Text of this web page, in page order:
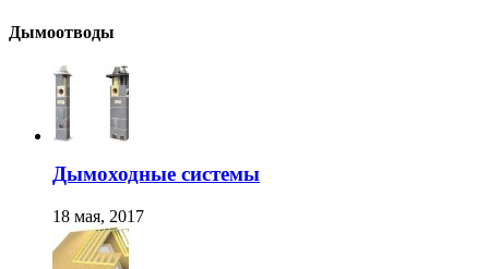
Дымоотводы
Дымоходные системы
18 мая, 2017